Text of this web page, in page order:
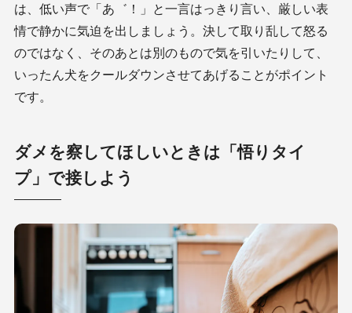
は、低い声で「あ゛！」と一言はっきり言い、厳しい表
情で静かに気迫を出しましょう。決して取り乱して怒る
のではなく、そのあとは別のもので気を引いたりして、
いったん犬をクールダウンさせてあげることがポイント
です。
ダメを察してほしいときは「悟りタイ
プ」で接しよう